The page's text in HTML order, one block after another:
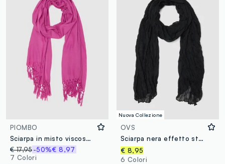
PIOMBO
Sciarpa in misto viscosa e lino rosa con frange
€ 17,95-50%€ 8,97
7 Colori
Nuova Collezione
OVS
Sciarpa nera effetto stropicciato semitrasparente
€ 8,95
6 Colori